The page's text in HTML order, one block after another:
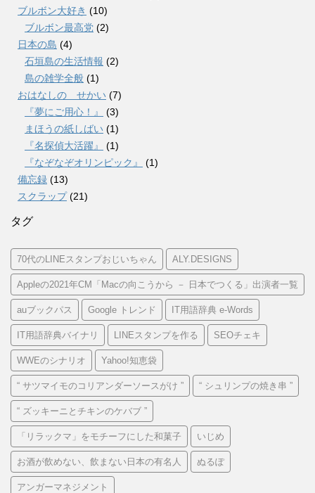
ブルボン大好き (10)
ブルボン最高党 (2)
日本の島 (4)
石垣島の生活情報 (2)
島の雑学全般 (1)
おはなしの せかい (7)
『夢にご用心！』
(3)
まほうの紙しばい (1)
『名探偵大活躍』
(1)
『なぞなぞオリンピック』
(1)
備忘録 (13)
スクラップ(21)
タグ
70代のLINEスタンプおじいちゃん ALY.DESIGNS
Appleの2021年CM「Macの向こうから － 日本でつくる」出演者一覧
auブックパス Google トレンド IT用語辞典 e-Words
IT用語辞典バイナリ LINEスタンプを作る SEOチェキ
WWEのシナリオ Yahoo!知恵袋
“ サツマイモのコリアンダーソースがけ ” “ シュリンプの焼き串 ”
“ ズッキーニとチキンのケバブ ”
「リラックマ」をモチーフにした和菓子 いじめ
お酒が飲めない、飲まない日本の有名人 ぬるぽ
アンガーマネジメント